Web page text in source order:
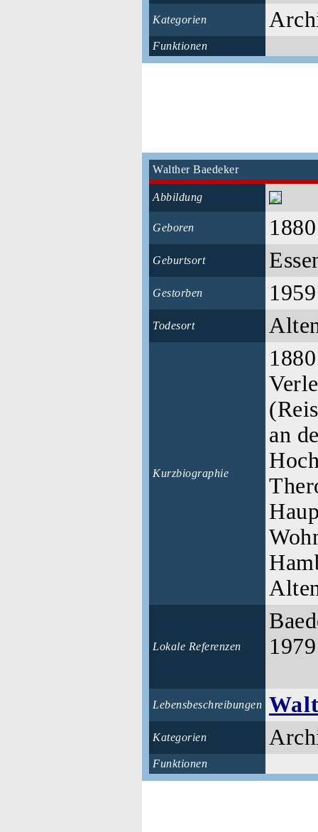
Kategorien
Funktionen
Walther Baedeker
Abbildung
Geboren 1880
Geburtsort
Gestorben 1959
Todesort
Kurzbiographie
an
Lokale Referenzen
1979
Lebensbeschreibungen
Kategorien
Funktionen